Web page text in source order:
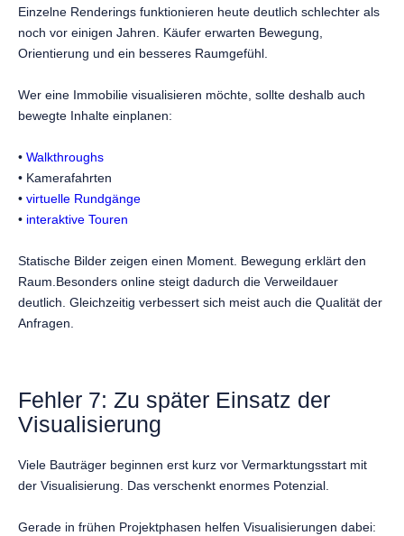
Einzelne Renderings funktionieren heute deutlich schlechter als
noch vor einigen Jahren. Käufer erwarten Bewegung,
Orientierung und ein besseres Raumgefühl.
Wer eine Immobilie visualisieren möchte, sollte deshalb auch
bewegte Inhalte einplanen:
• Walkthroughs
• Kamerafahrten
• virtuelle Rundgänge
• interaktive Touren
Statische Bilder zeigen einen Moment. Bewegung erklärt den
Raum.Besonders online steigt dadurch die Verweildauer
deutlich. Gleichzeitig verbessert sich meist auch die Qualität der
Anfragen.
Fehler 7: Zu später Einsatz der
Visualisierung
Viele Bauträger beginnen erst kurz vor Vermarktungsstart mit
der Visualisierung. Das verschenkt enormes Potenzial.
Gerade in frühen Projektphasen helfen Visualisierungen dabei: